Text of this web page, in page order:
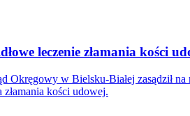
leczenie złamania kości
Okręgowy w Bielsku-Białej zasądził
złamania kości udowej.